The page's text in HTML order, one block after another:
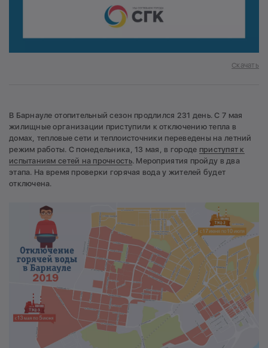
Скачать
В Барнауле отопительный сезон продлился 231 день. С 7 мая
жилищные организации приступили к отключению тепла в
домах, тепловые сети и теплоисточники переведены на летний
режим работы. С понедельника, 13 мая, в городе приступят к
испытаниям сетей на прочность. Мероприятия пройду в два
этапа. На время проверки горячая вода у жителей будет
отключена.